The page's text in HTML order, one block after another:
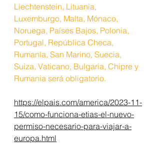
Liechtenstein, Lituania,
Luxemburgo, Malta, Mónaco,
Noruega, Países Bajos, Polonia,
Portugal, República Checa,
Rumanía, San Marino, Suecia,
Suiza, Vaticano, Bulgaria, Chipre y
Rumania será obligatorio.
https://elpais.com/america/2023-11-
15/como-funciona-etias-el-nuevo-
permiso-necesario-para-viajar-a-
europa.html